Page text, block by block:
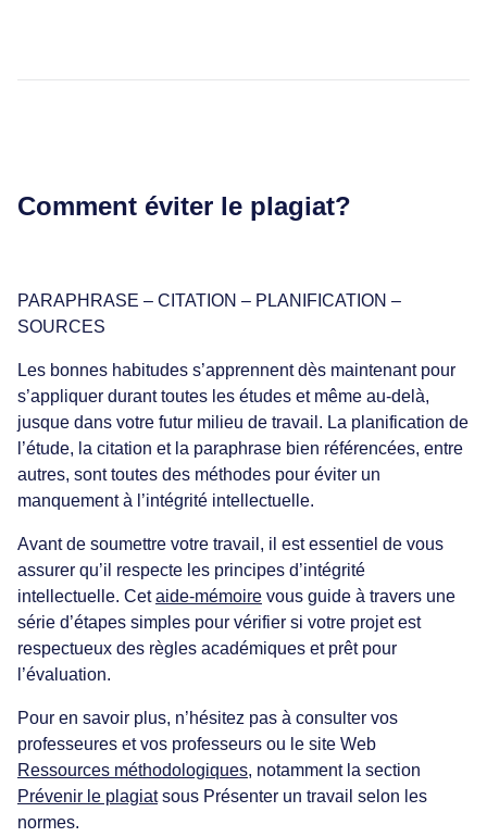
Comment éviter le plagiat?
PARAPHRASE – CITATION – PLANIFICATION –
SOURCES
Les bonnes habitudes s’apprennent dès maintenant pour
s’appliquer durant toutes les études et même au-delà,
jusque dans votre futur milieu de travail. La planification de
l’étude, la citation et la paraphrase bien référencées, entre
autres, sont toutes des méthodes pour éviter un
manquement à l’intégrité intellectuelle.
Avant de soumettre votre travail, il est essentiel de vous
assurer qu’il respecte les principes d’intégrité
intellectuelle. Cetaide-mémoire vous guide à travers une
série d’étapes simples pour vérifier si votre projet est
respectueux des règles académiques et prêt pour
l’évaluation.
Pour en savoir plus, n’hésitez pas à consulter vos
professeures et vos professeurs ou le site Web
Ressources méthodologiques, notamment la section
Prévenir le plagiatsous Présenter un travail selon les
normes.